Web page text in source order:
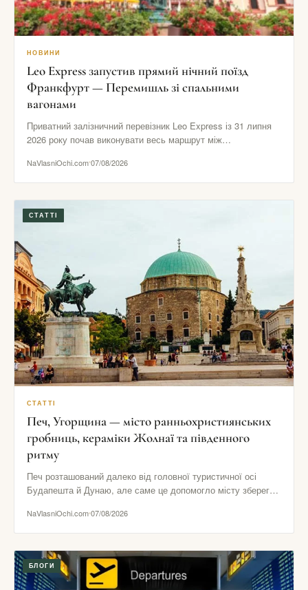
НОВИНИ
Leo Express запустив прямий нічний поїзд
Франкфурт — Перемишль зі спальними
вагонами
Приватний залізничний перевізник Leo Express із 31 липня
2026 року почав виконувати весь маршрут між
NaVlasniOchi.com07/08/2026
СТАТТІ
СТАТТІ
Печ, Угорщина — місто ранньохристиянських
гробниць, кераміки Жолнаї та південного
ритму
Печ розташований далеко від головної туристичної осі
Будапешта й Дунаю, але саме це допомогло місту зберегти
NaVlasniOchi.com07/08/2026
БЛОГИ